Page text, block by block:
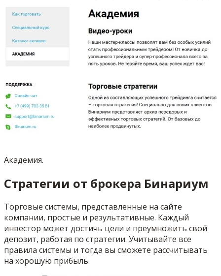
Академия.
Стратегии от брокера Бинариум
Торговые системы, представленные на сайте
компании, простые и результативные. Каждый
инвестор может достичь цели и преумножить свой
депозит, работая по стратегии. Учитывайте все
правила системы и тогда вы сможете рассчитывать
на хорошую прибыль.